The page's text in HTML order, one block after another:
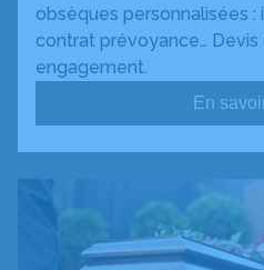
obsèques personnalisées :
contrat prévoyance…
engagement.
En